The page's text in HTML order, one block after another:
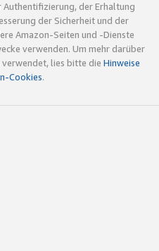
Authentifizierung, der Erhaltung
der Sicherheit und der
Amazon-Seiten und -Dienste
verwenden. Um mehr darüber
verwendet, lies bitte die Hinweise
Cookies.